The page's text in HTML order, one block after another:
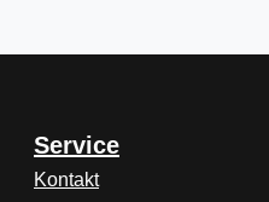
Service
Kontakt